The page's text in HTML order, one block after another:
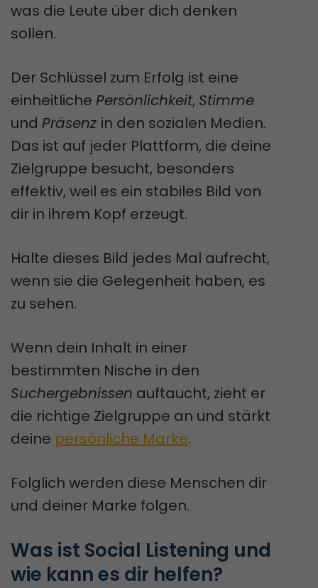
was die Leute über dich denken
sollen.
Der Schlüssel zum Erfolg ist eine
einheitliche Persönlichkeit, Stimme
und Präsenz in den sozialen Medien.
Das ist auf jeder Plattform, die deine
Zielgruppe besucht, besonders
effektiv, weil es ein stabiles Bild von
dir in ihrem Kopf erzeugt.
Halte dieses Bild jedes Mal aufrecht,
wenn sie die Gelegenheit haben, es
zu sehen.
Wenn dein Inhalt in einer
bestimmten Nische in den
Suchergebnissen auftaucht, zieht er
die richtige Zielgruppe an und stärkt
deine persönliche Marke.
Folglich werden diese Menschen dir
und deiner Marke folgen.
Was ist Social Listening und
wie kann es dir helfen?